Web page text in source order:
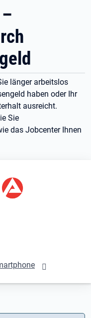
länger arbeitslos
haben oder Ihr
ausreicht.
Sie
das Jobcenter Ihnen